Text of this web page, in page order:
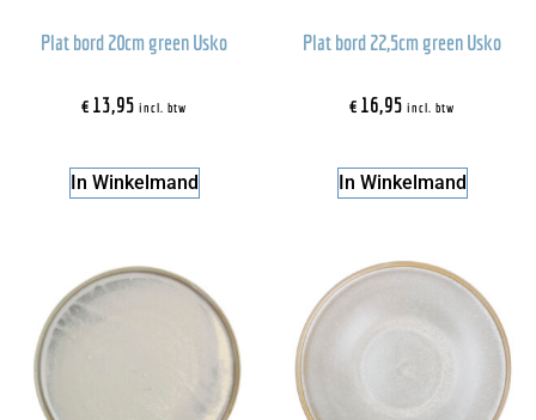
Plat bord 20cm green Usko
€13,95 incl. btw
In Winkelmand
Plat bord 22,5cm green Usko
€16,95 incl. btw
In Winkelmand